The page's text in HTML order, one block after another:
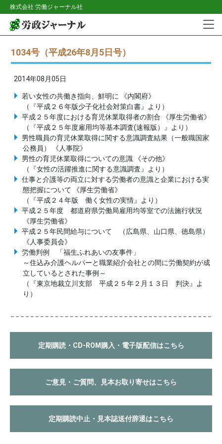
株式会社 労働ジャーナル社
1034号（平成26年8月5日号）
2014年08月05日
若い女性の共働き指向、鮮明に 《内閣府》
（『平成２６年版少子化社会対策白書』より）
平成２５年度における育児休業取得者の割合 《厚生労働省》
（『平成２５年度雇用均等基本調査(速報版）』より）
男性職員の育児休業取得に関する意識調査結果（一般職国家
公務員） 《人事院》
男性の育児休業取得についての意識 《その他》
（『女性の活躍推進に関する意識調査』より）
仕事と介護等の両立に対する労働者の意識と企業における実
態把握について 《厚生労働省》
（『平成２４年版 働く女性の実情』より）
平成２５年度 都道府県労働局雇用均等室での法施行状況
《厚生労働省》
平成２５年民間給与について （広島県、山口県、徳島県）
《人事委員会》
労働判例 「福生ふれあいの友事件」
～住込み介護ヘルパーと職業紹介会社との間に労働契約が成
立しているとされた事例～
（『東京地裁立川支部 平成２５年２月１３日 判決』よ
り）
定期購読・CD-ROM購入・電子版配信はこちら
ご意見・ご質問、見本お取り寄せはこちら
定期購読中止・見本誌送付辞退はこちら